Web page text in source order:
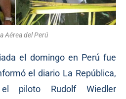
Aérea del Perú
el domingo en Perú fue
el diario La República,
piloto
Rudolf Wiedler